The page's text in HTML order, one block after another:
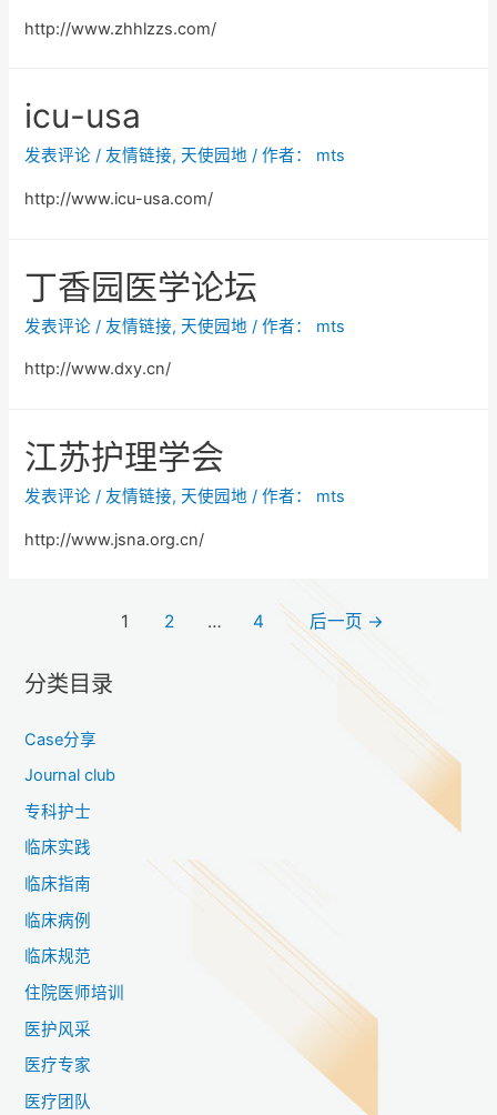
http://www.zhhlzzs.com/
icu-usa
发表评论 / 友情链接, 天使园地 / 作者： mts
http://www.icu-usa.com/
丁香园医学论坛
发表评论 / 友情链接, 天使园地 / 作者： mts
http://www.dxy.cn/
江苏护理学会
发表评论 / 友情链接, 天使园地 / 作者： mts
http://www.jsna.org.cn/
1 2 … 4 后一页 →
分类目录
Case分享
Journal club
专科护士
临床实践
临床指南
临床病例
临床规范
住院医师培训
医护风采
医疗专家
医疗团队